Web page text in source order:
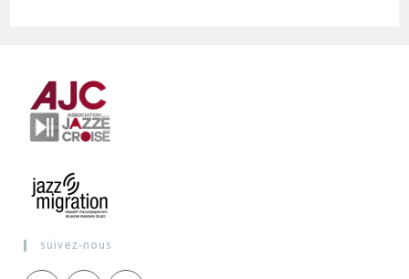
suivez-nous